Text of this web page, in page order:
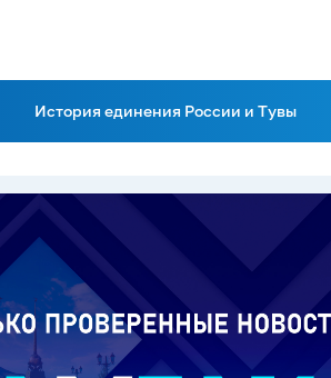
История единения России и Тувы